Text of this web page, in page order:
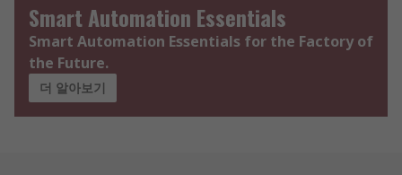
Smart Automation Essentials
Smart Automation Essentials for the Factory of
the Future.
더 알아보기